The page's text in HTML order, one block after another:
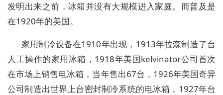
发明出来之前，冰箱并没有大规模进入家庭。而普及是
在1920年的美国。
家用制冷设备在1910年出现，1913年拉森制造了台
人工操作的家用冰箱，1918年美国kelvinator公司首次
在市场上销售电冰箱，当年售出67台，1926年美国奇异
公司制造出世界上台密封制冷系统的电冰箱，1927年台